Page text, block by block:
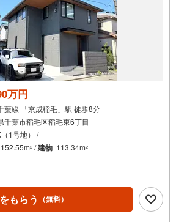
万円
葉線 「京成稲毛」駅 徒歩8分
千葉市稲毛区稲毛東6丁目
1号地） /
152.55m2 /建物 113.34m2
もらう （無料）